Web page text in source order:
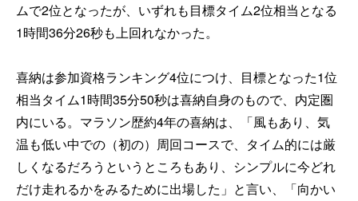
ムで2位となったが、いずれも目標タイム2位相当となる
1時間36分26秒も上回れなかった。
喜納は参加資格ランキング4位につけ、目標となった1位
相当タイム1時間35分50秒は喜納自身のもので、内定圏
内にいる。マラソン歴約4年の喜納は、「風もあり、気
温も低い中での（初の）周回コースで、タイム的には厳
しくなるだろうというところもあり、シンプルに今どれ
だけ走れるかをみるために出場した」と言い、「向かい